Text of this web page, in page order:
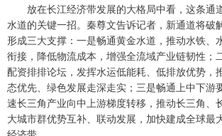
放在长江经济带发展的大格局中看，这条通
水道的关键一招。秦尊文告诉记者，新通道将破
形成三大支撑：一是畅通黄金水道，推动水铁、
衔接，降低物流成本，增强全流域产业链韧性；
配资排排论坛，发挥水运低能耗、低排放优势，
态优先、绿色发展走深走实；三是畅通上中下游
速长三角产业向中上游梯度转移，推动长三角、
大城市群优势互补、联动发展，加快建成全球最